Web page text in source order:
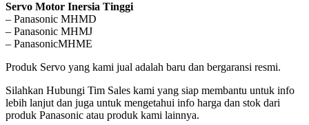
Servo Motor Inersia Tinggi
– Panasonic MHMD
– Panasonic MHMJ
– PanasonicMHME
Produk Servo yang kami jual adalah baru dan bergaransi resmi.
Silahkan Hubungi Tim Sales kami yang siap membantu untuk info
lebih lanjut dan juga untuk mengetahui info harga dan stok dari
produk Panasonic atau produk kami lainnya.